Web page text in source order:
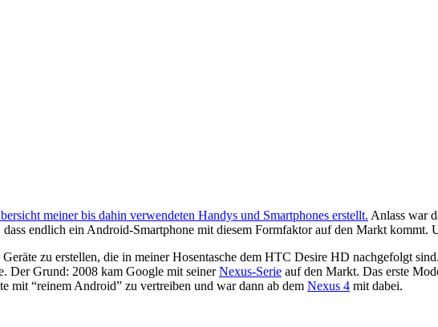
meiner bis dahin verwendeten Handys und Smartphones erstellt. Anlass war
endlich ein Android-Smartphone mit diesem Formfaktor auf den Markt kommt.
zu erstellen, die in meiner Hosentasche dem HTC Desire HD nachgefolgt
Der Grund: 2008 kam Google mit seinerNexus-Serie auf den Markt. Das erste
mit “reinem Android” zu vertreiben und war dann ab dem Nexus 4 mit dabei.